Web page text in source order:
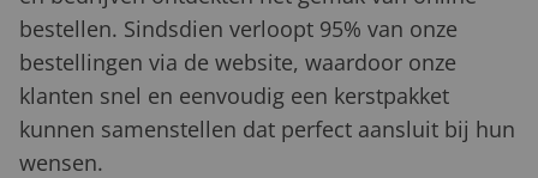
bestellen. Sindsdien verloopt 95% van onze
bestellingen via de website, waardoor onze
klanten snel en eenvoudig een kerstpakket
kunnen samenstellen dat perfect aansluit bij hun
wensen.